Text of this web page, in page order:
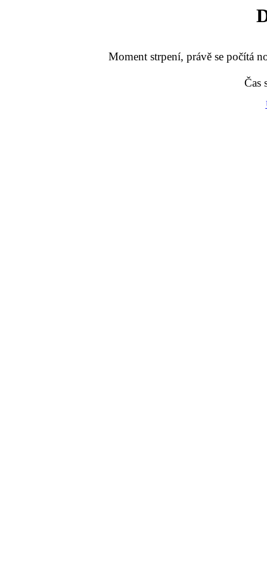
Moment strpení, právě se počítá
Čas